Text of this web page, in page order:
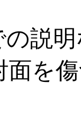
の説
面を